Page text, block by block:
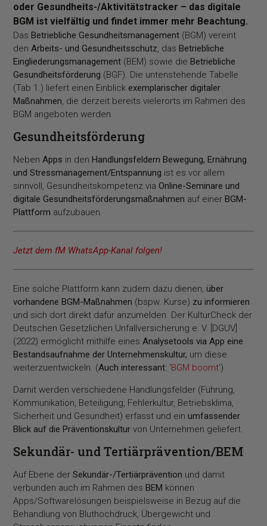
oder Gesundheits-/Aktivitätstracker – das digitale
BGM ist vielfältig und findet immer mehr Beachtung.
DasBetriebliche Gesundheitsmanagement (BGM) vereint
denArbeits- und Gesundheitsschutz, dasBetriebliche
Eingliederungsmanagement (BEM) sowie dieBetriebliche
Gesundheitsförderung (BGF). Die untenstehende Tabelle
(Tab 1.) liefert einen Einblickexemplarischer digitaler
Maßnahmen, die derzeit bereits vielerorts im Rahmen des
BGM angeboten werden.
Gesundheitsförderung
NebenApps in denHandlungsfeldern Bewegung, Ernährung
und Stressmanagement/Entspannung ist es vor allem
sinnvoll, Gesundheitskompetenz viaOnline-Seminare und
digitale Gesundheitsförderungsmaßnahmen auf einerBGM-
Plattform aufzubauen.
Jetzt dem fM WhatsApp-Kanal folgen!
Eine solche Plattform kann zudem dazu dienen,über
vorhandene BGM-Maßnahmen (bspw. Kurse) zu informieren
und sich dort direkt dafür anzumelden. Der KulturCheck der
Deutschen Gesetzlichen Unfallversicherung e. V. [DGUV]
(2022) ermöglicht mithilfe einesAnalysetools via App eine
Bestandsaufnahme der Unternehmenskultur, um diese
weiterzuentwickeln. (Auch interessant: 'BGM boomt')
Damit werden verschiedene Handlungsfelder (Führung,
Kommunikation, Beteiligung, Fehlerkultur, Betriebsklima,
Sicherheit und Gesundheit) erfasst und einumfassender
Blick auf die Präventionskultur von Unternehmen geliefert.
Sekundär- und Tertiärprävention/BEM
Auf Ebene derSekundär-/Tertiärprävention und damit
verbunden auch im Rahmen desBEM können
Apps/Softwarelösungen beispielsweise in Bezug auf die
Behandlung von Bluthochdruck, Übergewicht und